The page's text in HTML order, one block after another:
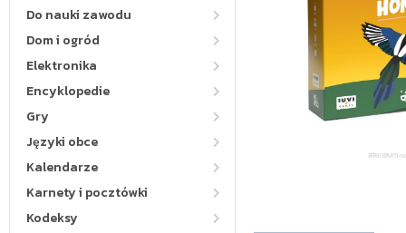
Do nauki zawodu
Dom i ogród
Elektronika
Encyklopedie
Gry
Języki obce
Kalendarze
Karnety i pocztówki
Kodeksy